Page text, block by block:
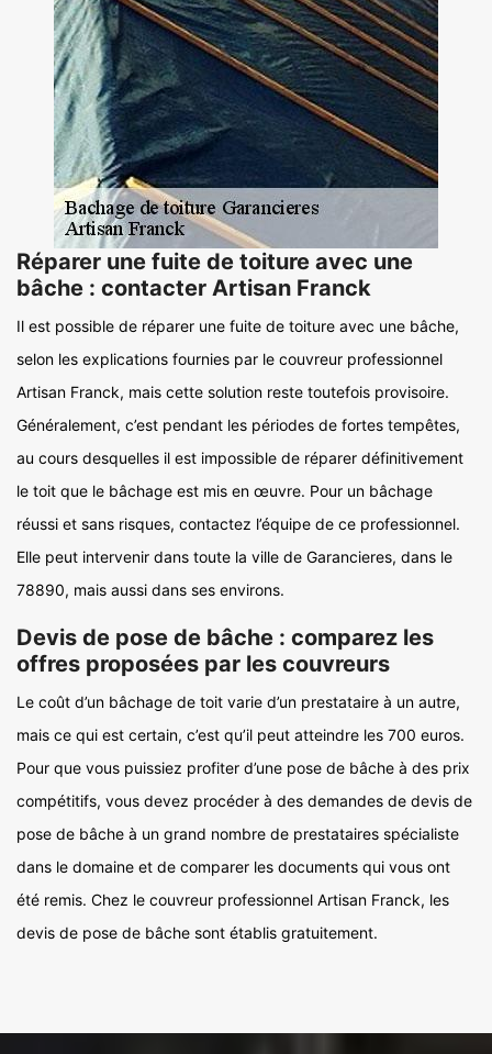
Réparer une fuite de toiture avec une
bâche : contacter Artisan Franck
Il est possible de réparer une fuite de toiture avec une bâche,
selon les explications fournies par le couvreur professionnel
Artisan Franck, mais cette solution reste toutefois provisoire.
Généralement, c’est pendant les périodes de fortes tempêtes,
au cours desquelles il est impossible de réparer définitivement
le toit que le bâchage est mis en œuvre. Pour un bâchage
réussi et sans risques, contactez l’équipe de ce professionnel.
Elle peut intervenir dans toute la ville de Garancieres, dans le
78890, mais aussi dans ses environs.
Devis de pose de bâche : comparez les
offres proposées par les couvreurs
Le coût d’un bâchage de toit varie d’un prestataire à un autre,
mais ce qui est certain, c’est qu’il peut atteindre les 700 euros.
Pour que vous puissiez profiter d’une pose de bâche à des prix
compétitifs, vous devez procéder à des demandes de devis de
pose de bâche à un grand nombre de prestataires spécialiste
dans le domaine et de comparer les documents qui vous ont
été remis. Chez le couvreur professionnel Artisan Franck, les
devis de pose de bâche sont établis gratuitement.